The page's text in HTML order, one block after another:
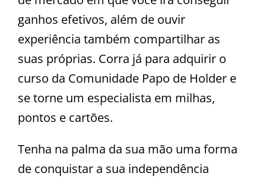
ganhos efetivos, além de ouvir
experiência também compartilhar as
suas próprias. Corra já para adquirir o
curso da Comunidade Papo de Holder e
se torne um especialista em milhas,
pontos e cartões.
Tenha na palma da sua mão uma forma
de conquistar a sua independência